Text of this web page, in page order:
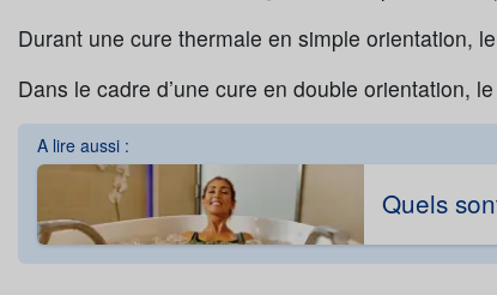
Durant une cure thermale en simple orientation,
Dans le cadre d’une cure en double orientation,
A lire aussi :
Quels